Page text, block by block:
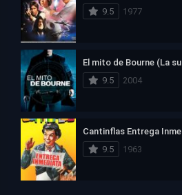
9.5
1977
El mito de Bourne (La
9.5
2004
Cantinflas Entrega
9.5
1963